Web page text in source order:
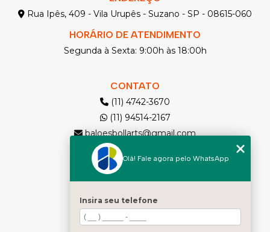
Rua Ipês, 409 - Vila Urupês - Suzano - SP - 08615-060
HORÁRIO DE ATENDIMENTO
Segunda à Sexta: 9:00h às 18:00h
CONTATO
(11) 4742-3670
(11) 94514-2167
baloesbollarts@gmail.com
MENU
Solicite seu Orçamento
Home
Quem somos
Olá! Fale agora pelo WhatsApp
Insira seu telefone